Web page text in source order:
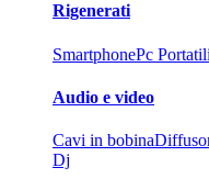
Rigenerati
SmartphonePc Portatili
Audio e video
Cavi in bobina
Dj